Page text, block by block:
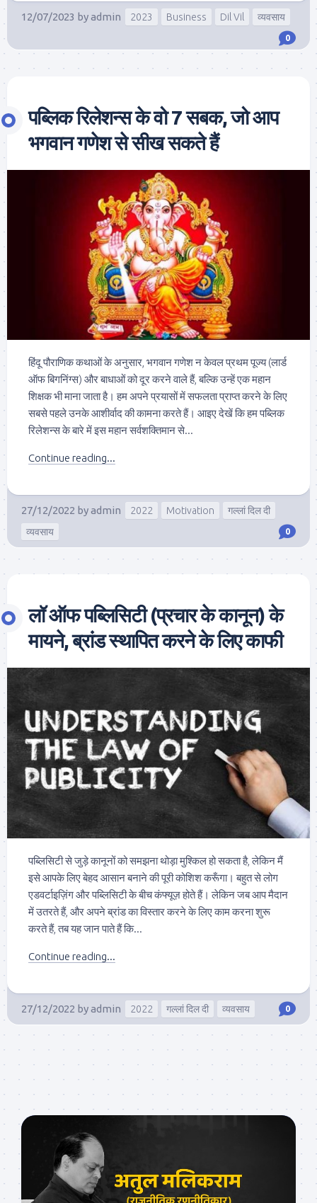
12/07/2023 byadmin 2023 Business Dil Vil व्यवसाय
0
पब्लिक रिलेशन्स के वो 7 सबक, जो आप
भगवान गणेश से सीख सकते हैं
हिंदू पौराणिक कथाओं के अनुसार, भगवान गणेश न केवल प्रथम पूज्य (लार्ड
ऑफ बिगनिंग्स) और बाधाओं को दूर करने वाले हैं, बल्कि उन्हें एक महान
शिक्षक भी माना जाता है। हम अपने प्रयासों में सफलता प्राप्त करने के लिए
सबसे पहले उनके आशीर्वाद की कामना करते हैं। आइए देखें कि हम पब्लिक
रिलेशन्स के बारे में इस महान सर्वशक्तिमान से...
Continue reading...
27/12/2022 byadmin 2022 Motivation
गल्लां दिल दी
व्यवसाय
0
लॉ ऑफ पब्लिसिटी (प्रचार के कानून) के
मायने, ब्रांड स्थापित करने के लिए काफी
पब्लिसिटी से जुड़े कानूनों को समझना थोड़ा मुश्किल हो सकता है, लेकिन मैं
इसे आपके लिए बेहद आसान बनाने की पूरी कोशिश करूँगा। बहुत से लोग
एडवर्टाइज़िंग और पब्लिसिटी के बीच कंफ्यूज़ होते हैं। लेकिन जब आप मैदान
में उतरते हैं, और अपने ब्रांड का विस्तार करने के लिए काम करना शुरू
करते हैं, तब यह जान पाते हैं कि...
Continue reading...
27/12/2022 byadmin 2022 गल्लां दिल दी व्यवसाय 0